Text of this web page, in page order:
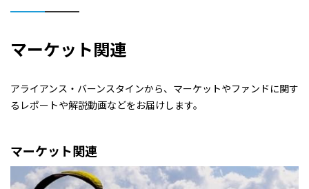
マーケット関連
アライアンス・バーンスタインから、マーケットやファンドに関す
るレポートや解説動画などをお届けします。
マーケット関連